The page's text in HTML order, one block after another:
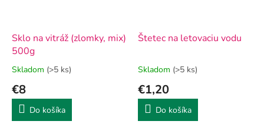
Sklo na vitráž (zlomky, mix)
500g
Skladom (>5 ks)
€8
Do košíka
Štetec na letovaciu vodu
Skladom (>5 ks)
€1,20
Do košíka